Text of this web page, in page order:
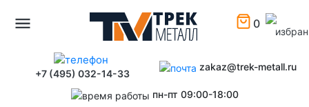
0
+7 (495) 032-14-33
zakaz@trek-metall.ru
пн-пт 09:00-18:00